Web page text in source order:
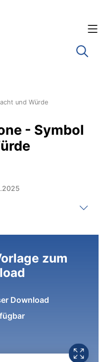
und Würde
- Symbol
zum
Download